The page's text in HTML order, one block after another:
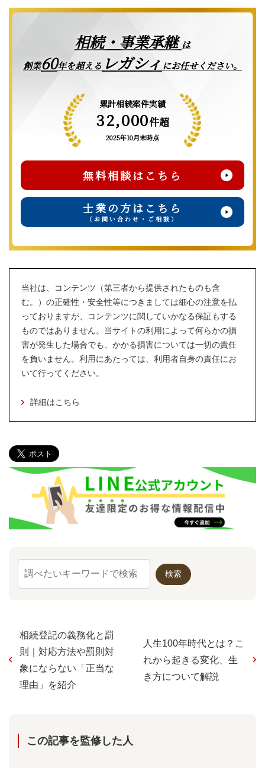
相続・事業承継は
創業60年を超える レガシィ にお任せください。
累計相続案件実績
32,000件超
2025年10月末時点
無料相談はこちら
士業の方はこちら
（お問い合わせ・ご相談）
当社は、コンテンツ（第三者から提供されたものも含
む。）の正確性・安全性等につきましては細心の注意を払
っておりますが、コンテンツに関していかなる保証もする
ものではありません。当サイトの利用によって何らかの損
害が発生した場合でも、かかる損害については一切の責任
を負いません。利用にあたっては、利用者自身の責任にお
いて行ってください。
詳細はこちら
相続登記の義務化と罰
則｜対応方法や罰則対
象にならない「正当な
理由」を紹介
人生100年時代とは？こ
れから起きる変化、生
き方について解説
この記事を監修した⼈